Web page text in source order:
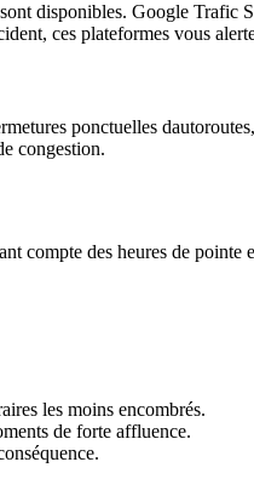
disponibles. Google Trafic
ces plateformes vous
ponctuelles
congestion.
compte des heures de
les moins encombrés.
de forte affluence.